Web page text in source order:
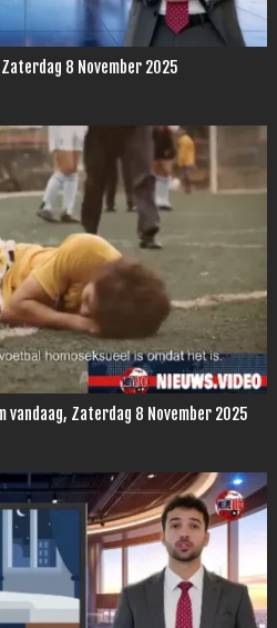
8 November 2025
vandaag, Zaterdag 8 November 2025